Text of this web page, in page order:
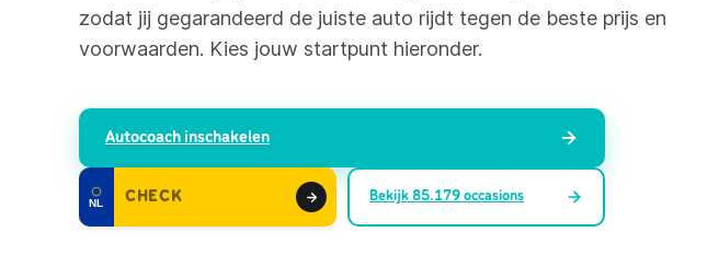
zodat jij gegarandeerd de juiste auto rijdt tegen de beste prijs en
voorwaarden. Kies jouw startpunt hieronder.
Autocoach inschakelen
NL Bekijk 85.179 occasions